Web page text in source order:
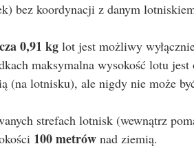
bez koordynacji z danym
0,91 kg lot jest możliwy
maksymalna wysokość lotu
(na lotnisku), ale nigdy nie może
strefach lotnisk (wewnątrz
100 metrów nad ziemią.